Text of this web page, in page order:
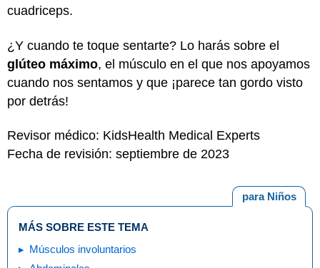
cuadriceps.
¿Y cuando te toque sentarte? Lo harás sobre el
glúteo máximo, el músculo en el que nos apoyamos
cuando nos sentamos y que ¡parece tan gordo visto
por detrás!
Revisor médico: KidsHealth Medical Experts
Fecha de revisión: septiembre de 2023
para Niños
MÁS SOBRE ESTE TEMA
Músculos involuntarios